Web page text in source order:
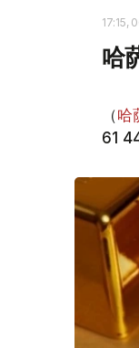
17:15,
哈
（哈
61